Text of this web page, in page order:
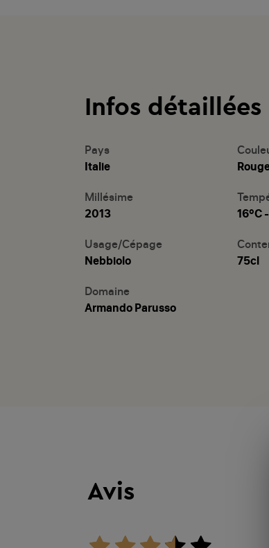
Infos détaillées
Pays
Italie
Millésime
2013
16°C
Usage/Cépage
Nebbiolo
75cl
Domaine
Armando Parusso
Avis